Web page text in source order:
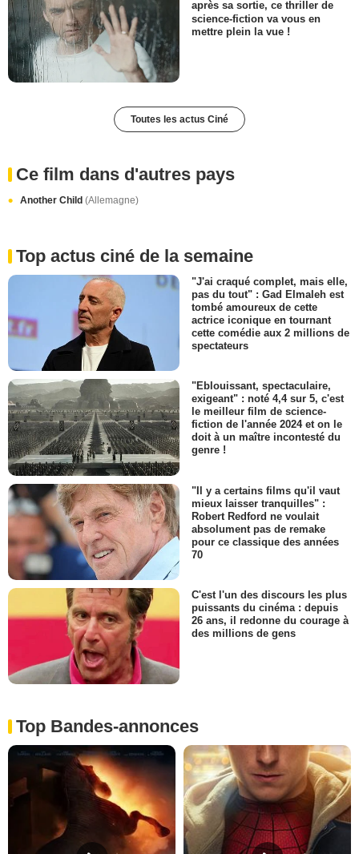
après sa sortie, ce thriller de
science-fiction va vous en
mettre plein la vue !
Toutes les actus Ciné
Ce film dans d'autres pays
Another Child (Allemagne)
Top actus ciné de la semaine
"J'ai craqué complet, mais elle,
pas du tout" : Gad Elmaleh est
tombé amoureux de cette
actrice iconique en tournant
cette comédie aux 2 millions de
spectateurs
"Eblouissant, spectaculaire,
exigeant" : noté 4,4 sur 5, c'est
le meilleur film de science-
fiction de l'année 2024 et on le
doit à un maître incontesté du
genre !
"Il y a certains films qu'il vaut
mieux laisser tranquilles" :
Robert Redford ne voulait
absolument pas de remake
pour ce classique des années
70
C'est l'un des discours les plus
puissants du cinéma : depuis
26 ans, il redonne du courage à
des millions de gens
Top Bandes-annonces